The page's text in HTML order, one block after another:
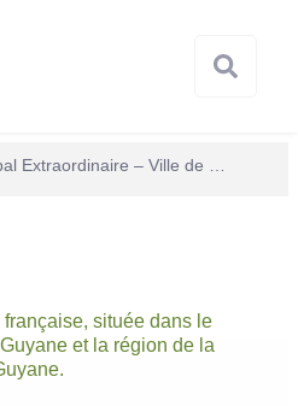
située dans le
et la région de la